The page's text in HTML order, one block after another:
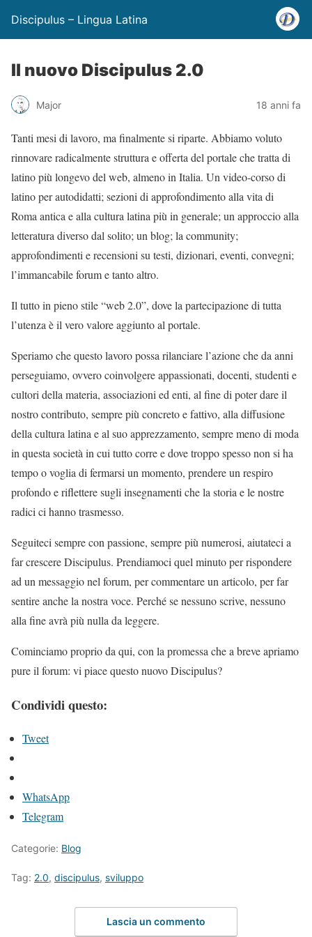
Discipulus – Lingua Latina
Il nuovo Discipulus 2.0
Major 18 anni fa
Tanti mesi di lavoro, ma finalmente si riparte. Abbiamo voluto
rinnovare radicalmente struttura e offerta del portale che tratta di
latino più longevo del web, almeno in Italia. Un video-corso di
latino per autodidatti; sezioni di approfondimento alla vita di
Roma antica e alla cultura latina più in generale; un approccio alla
letteratura diverso dal solito; un blog; la community;
approfondimenti e recensioni su testi, dizionari, eventi, convegni;
l’immancabile forum e tanto altro.
Il tutto in pieno stile “web 2.0”, dove la partecipazione di tutta
l’utenza è il vero valore aggiunto al portale.
Speriamo che questo lavoro possa rilanciare l’azione che da anni
perseguiamo, ovvero coinvolgere appassionati, docenti, studenti e
cultori della materia, associazioni ed enti, al fine di poter dare il
nostro contributo, sempre più concreto e fattivo, alla diffusione
della cultura latina e al suo apprezzamento, sempre meno di moda
in questa società in cui tutto corre e dove troppo spesso non si ha
tempo o voglia di fermarsi un momento, prendere un respiro
profondo e riflettere sugli insegnamenti che la storia e le nostre
radici ci hanno trasmesso.
Seguiteci sempre con passione, sempre più numerosi, aiutateci a
far crescere Discipulus. Prendiamoci quel minuto per rispondere
ad un messaggio nel forum, per commentare un articolo, per far
sentire anche la nostra voce. Perché se nessuno scrive, nessuno
alla fine avrà più nulla da leggere.
Cominciamo proprio da qui, con la promessa che a breve apriamo
pure il forum: vi piace questo nuovo Discipulus?
Condividi questo:
Tweet
WhatsApp
Telegram
Categorie: Blog
Tag: 2.0, discipulus, sviluppo
Lascia un commento